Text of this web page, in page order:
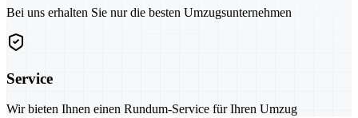
Bei uns erhalten Sie nur die besten Umzugsunternehmen
Service
Wir bieten Ihnen einen Rundum-Service für Ihren Umzug